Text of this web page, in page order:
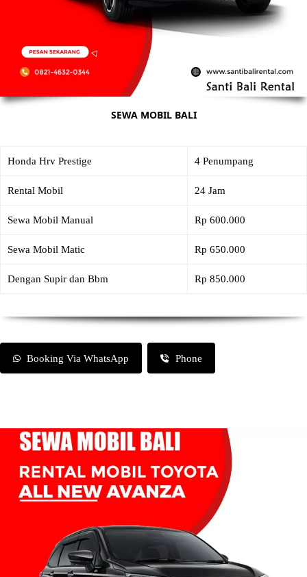
SEWA MOBIL BALI
Honda Hrv Prestige 4 Penumpang
Rental Mobil 24 Jam
Sewa Mobil Manual Rp 600.000
Sewa Mobil Matic Rp 650.000
Dengan Supir dan Bbm Rp 850.000
Booking Via WhatsApp Phone